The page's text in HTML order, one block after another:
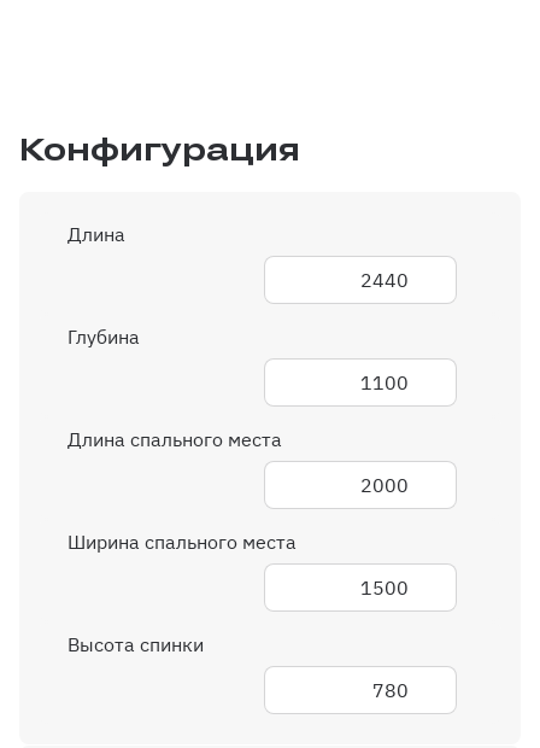
Конфигурация
Длина
2440
Глубина
1100
Длина спального места
2000
Ширина спального места
1500
Высота спинки
780